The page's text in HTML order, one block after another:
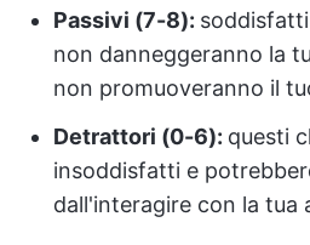
Passivi (7-8):
non danneggeranno la
non promuoveranno il
Detrattori (0-6): questi
insoddisfatti e
dall'interagire con la tua